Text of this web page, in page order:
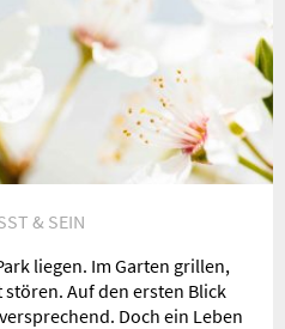
& SEIN
liegen. Im Garten grillen,
Auf den ersten Blick
Doch ein Leben